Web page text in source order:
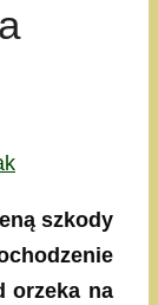
szkody
orzeka na